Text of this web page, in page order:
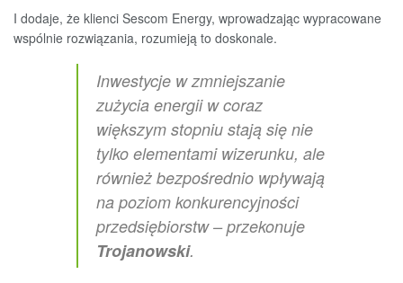
I dodaje, że klienci Sescom Energy, wprowadzając wypracowane
wspólnie rozwiązania, rozumieją to doskonale.
Inwestycje w zmniejszanie
zużycia energii w coraz
większym stopniu stają się nie
tylko elementami wizerunku, ale
również bezpośrednio wpływają
na poziom konkurencyjności
przedsiębiorstw – przekonuje
Trojanowski.